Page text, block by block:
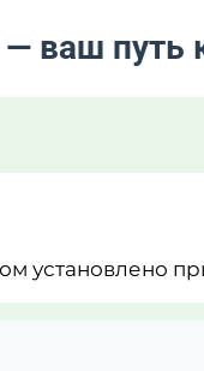
ваш путь
установлено